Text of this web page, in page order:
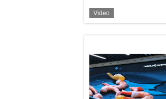
Video